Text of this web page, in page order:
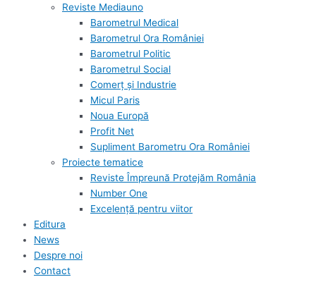
Reviste Mediauno
Barometrul Medical
Barometrul Ora României
Barometrul Politic
Barometrul Social
Comerț și Industrie
Micul Paris
Noua Europă
Profit Net
Supliment Barometru Ora României
Proiecte tematice
Reviste Împreună Protejăm România
Number One
Excelență pentru viitor
Editura
News
Despre noi
Contact